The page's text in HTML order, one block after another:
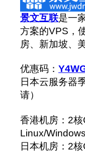
景文互联是一
方案的VPS，
房、新加坡、
优惠码：
日本云服务器
请）
香港机房：2
Linux/
日本机房：2